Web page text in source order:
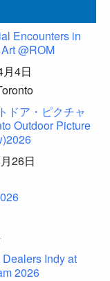
Encounters in
@ROM
月4日
ドア・ピクチャ
Outdoor Picture
26日
Indy at
2026